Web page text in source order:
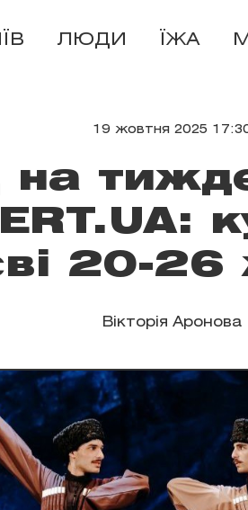
ЛЮДИ ЇЖА
19 жовтня 2025
на
20-26
Вікторія Аронова